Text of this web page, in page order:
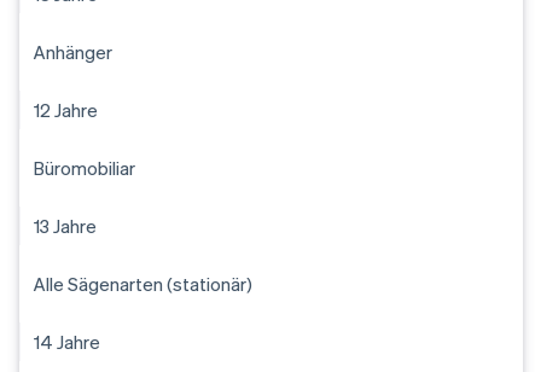
Anhänger
12 Jahre
Büromobiliar
13 Jahre
Alle Sägenarten (stationär)
14 Jahre